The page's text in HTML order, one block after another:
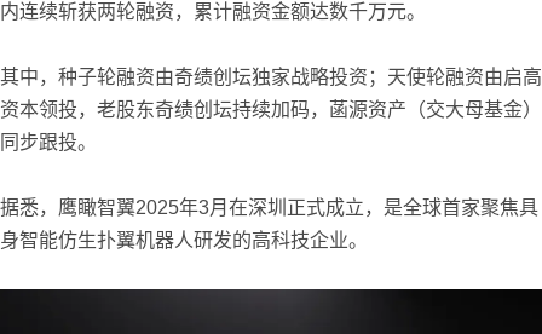
内连续斩获两轮融资，累计融资金额达数千万元。
其中，种子轮融资由奇绩创坛独家战略投资；天使轮融资由启高
资本领投，老股东奇绩创坛持续加码，菡源资产（交大母基金）
同步跟投。
据悉，鹰瞰智翼2025年3月在深圳正式成立，是全球首家聚焦具
身智能仿生扑翼机器人研发的高科技企业。